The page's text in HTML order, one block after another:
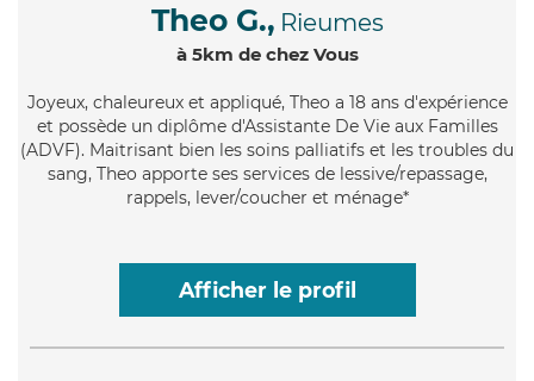
Theo G., Rieumes
à 5km de chez Vous
Joyeux, chaleureux et appliqué, Theo a 18 ans d'expérience
et possède un diplôme d'Assistante De Vie aux Familles
(ADVF). Maitrisant bien les soins palliatifs et les troubles du
sang, Theo apporte ses services de lessive/repassage,
rappels, lever/coucher et ménage*
Afficher le profil